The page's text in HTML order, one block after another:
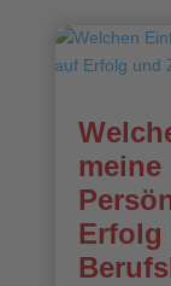
meine
Erfolg